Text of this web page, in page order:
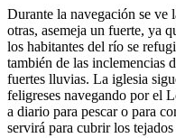
Durante la navegación se ve
otras, asemeja un fuerte, ya
los habitantes del río se
también de las inclemencias
fuertes lluvias. La iglesia
feligreses navegando por el
a diario para pescar o para
servirá para cubrir los